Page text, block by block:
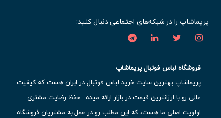
پریماشاپ را در شبکه‌های اجتماعی دنبال کنید:
فروشگاه لباس فوتبال پریماشاپ
پریماشاپ بهترین سایت خرید لباس فوتبال در ایران هست که کیفیت
عالی رو با ارزانترین قیمت در بازار ارائه میده . حفظ رضایت مشتری
اولویت اصلی ما هست، که این مطلب رو در عمل به مشتریان فروشگاه